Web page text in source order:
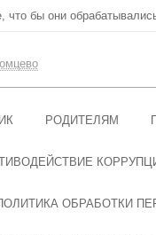
бы они
РОДИТЕЛЯМ
ОБРАБОТКИ